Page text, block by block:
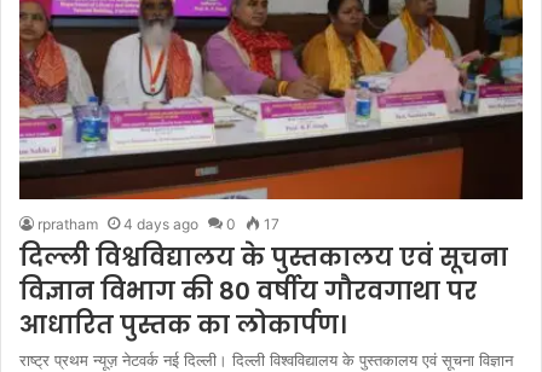
rpratham 4 days ago 0 17
दिल्ली विश्वविद्यालय के पुस्तकालय एवं सूचना
विज्ञान विभाग की 80 वर्षीय गौरवगाथा पर
आधारित पुस्तक का लोकार्पण।
राष्ट्र प्रथम न्यूज़ नेटवर्क नई दिल्ली। दिल्ली विश्वविद्यालय के पुस्तकालय एवं सूचना विज्ञान